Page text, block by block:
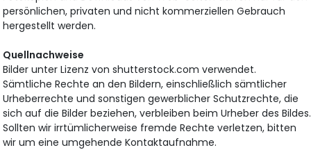
persönlichen, privaten und nicht kommerziellen Gebrauch
hergestellt werden.
Quellnachweise
Bilder unter Lizenz von shutterstock.com verwendet.
Sämtliche Rechte an den Bildern, einschließlich sämtlicher
Urheberrechte und sonstigen gewerblicher Schutzrechte, die
sich auf die Bilder beziehen, verbleiben beim Urheber des Bildes.
Sollten wir irrtümlicherweise fremde Rechte verletzen, bitten
wir um eine umgehende Kontaktaufnahme.